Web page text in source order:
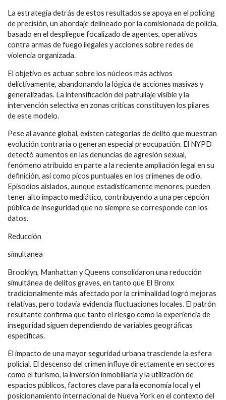
La estrategia detrás de estos resultados se apoya en el policing
de precisión, un abordaje delineado por la comisionada de policía,
basado en el despliegue focalizado de agentes, operativos
contra armas de fuego ilegales y acciones sobre redes de
violencia organizada.
El objetivo es actuar sobre los núcleos más activos
delictivamente, abandonando la lógica de acciones masivas y
generalizadas. La intensificación del patrullaje visible y la
intervención selectiva en zonas críticas constituyen los pilares
de este modelo.
Pese al avance global, existen categorías de delito que muestran
evolución contraria o generan especial preocupación. El NYPD
detectó aumentos en las denuncias de agresión sexual,
fenómeno atribuido en parte a la reciente ampliación legal en su
definición, así como picos puntuales en los crímenes de odio.
Episodios aislados, aunque estadísticamente menores, pueden
tener alto impacto mediático, contribuyendo a una percepción
pública de inseguridad que no siempre se corresponde con los
datos.
Reducción
simultanea
Brooklyn, Manhattan y Queens consolidaron una reducción
simultánea de delitos graves, en tanto que El Bronx
tradicionalmente más afectado por la criminalidad logró mejoras
relativas, pero todavía evidencia fluctuaciones locales. El patrón
resultante confirma que tanto el riesgo como la experiencia de
inseguridad siguen dependiendo de variables geográficas
específicas.
El impacto de una mayor seguridad urbana trasciende la esfera
policial. El descenso del crimen influye directamente en sectores
como el turismo, la inversión inmobiliaria y la utilización de
espacios públicos, factores clave para la economía local y el
posicionamiento internacional de Nueva York en el contexto del